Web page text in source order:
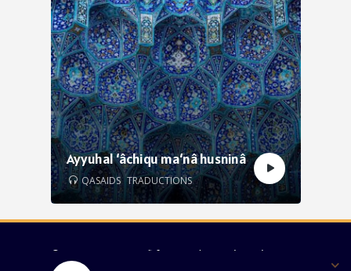
Ayyuhal ‘âchiqu ma‘nâ husninâ
QASAIDS TRADUCTIONS
© 2026 - Samasoufi.fr Tous droits réservés -